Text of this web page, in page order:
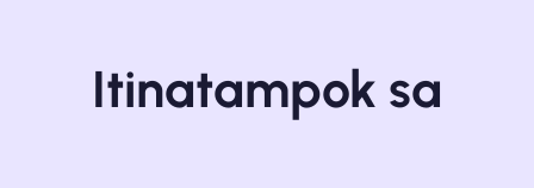
Itinatampok sa